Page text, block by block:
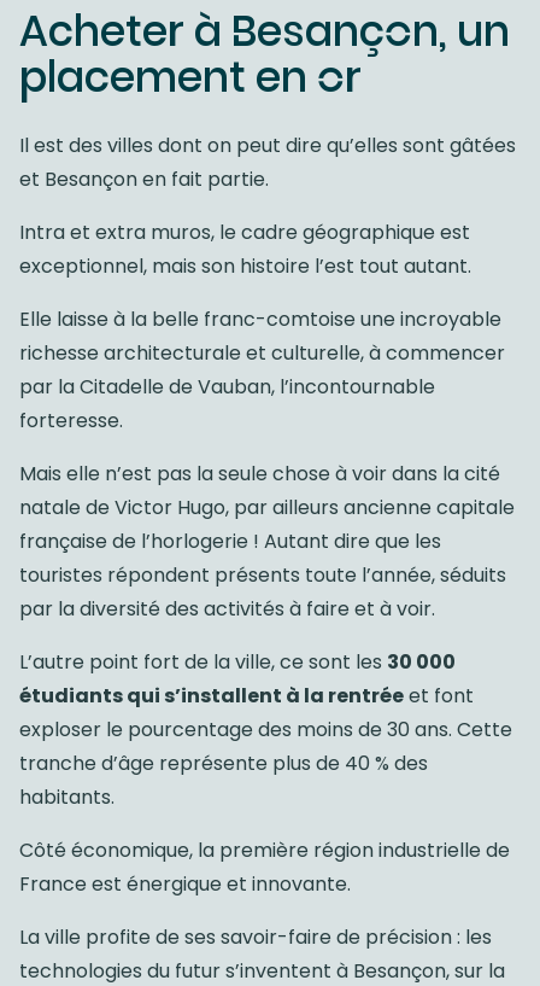
Acheter à Besançon, un
placement en or
Il est des villes dont on peut dire qu’elles sont gâtées
et Besançon en fait partie.
Intra et extra muros, le cadre géographique est
exceptionnel, mais son histoire l’est tout autant.
Elle laisse à la belle franc-comtoise une incroyable
richesse architecturale et culturelle, à commencer
par la Citadelle de Vauban, l’incontournable
forteresse.
Mais elle n’est pas la seule chose à voir dans la cité
natale de Victor Hugo, par ailleurs ancienne capitale
française de l’horlogerie ! Autant dire que les
touristes répondent présents toute l’année, séduits
par la diversité des activités à faire et à voir.
L’autre point fort de la ville, ce sont les 30 000
étudiants qui s’installent à la rentréeet font
exploser le pourcentage des moins de 30 ans. Cette
tranche d’âge représente plus de 40 % des
habitants.
Côté économique, la première région industrielle de
France est énergique et innovante.
La ville profite de ses savoir-faire de précision : les
technologies du futur s’inventent à Besançon, sur la